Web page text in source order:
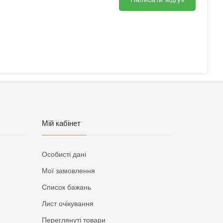
Мій кабінет
Особисті дані
Мої замовлення
Список бажань
Лист очікування
Переглянуті товари